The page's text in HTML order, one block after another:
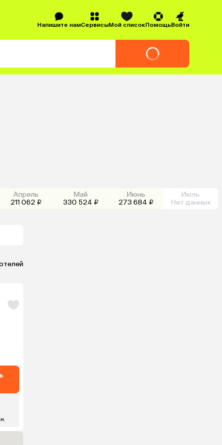
Напишите намСервисыМой списокПомощьВойти
Апрель
211 062 ₽
Май
330 524 ₽
Июнь
273 684 ₽
Июль
Нет данных